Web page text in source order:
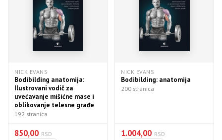
NICK EVANS
Bodibilding anatomija:
Ilustrovani vodič za
uvećavanje mišićne mase i
oblikovanje telesne građe
192 stranica
850,00 RSD
NICK EVANS
Bodibilding: anatomija
200 stranica
1.004,00 RSD